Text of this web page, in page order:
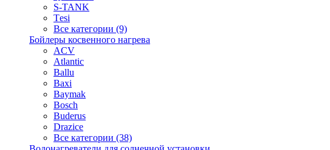
S-TANK
Tеsi
Все категории (9)
Бойлеры косвенного нагрева
ACV
Atlantic
Ballu
Baxi
Baymak
Bosch
Buderus
Drazice
Все категории (38)